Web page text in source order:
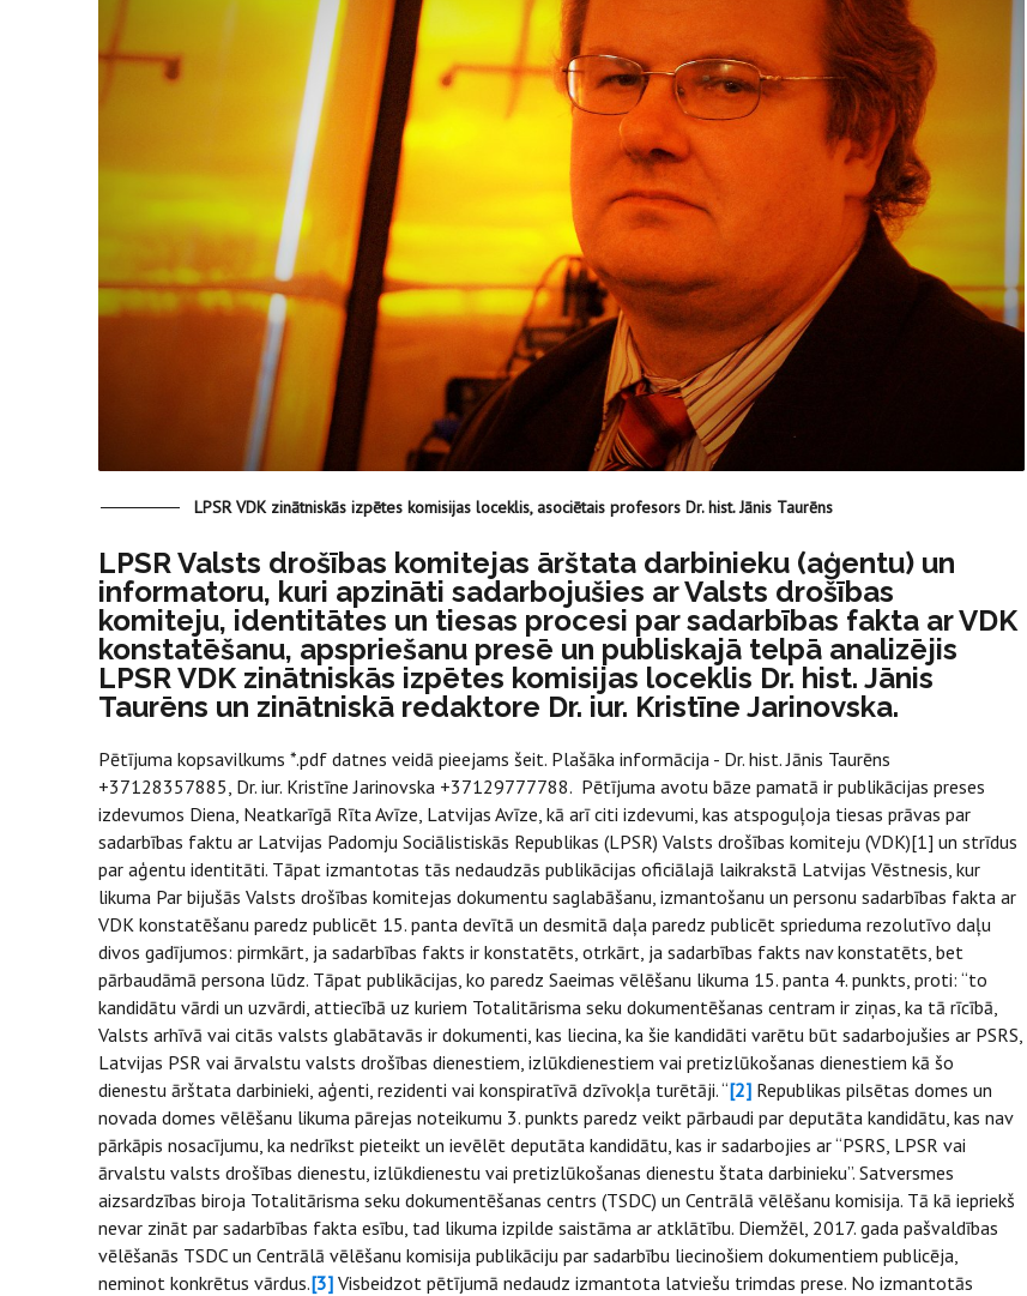
LPSR VDK zinātniskās izpētes komisijas loceklis, asociētais profesors Dr. hist. Jānis Taurēns
LPSR Valsts drošības komitejas ārštata darbinieku (aģentu) un
informatoru, kuri apzināti sadarbojušies ar Valsts drošības
komiteju, identitātes un tiesas procesi par sadarbības fakta ar VDK
konstatēšanu, apspriešanu presē un publiskajā telpā analizējis
LPSR VDK zinātniskās izpētes komisijas loceklis Dr. hist. Jānis
Taurēns un zinātniskā redaktore Dr. iur. Kristīne Jarinovska.
Pētījuma kopsavilkums *.pdf datnes veidā pieejams šeit. Plašāka informācija - Dr. hist. Jānis Taurēns
+37128357885, Dr. iur. Kristīne Jarinovska +37129777788. Pētījuma avotu bāze pamatā ir publikācijas preses
izdevumos Diena, Neatkarīgā Rīta Avīze, Latvijas Avīze, kā arī citi izdevumi, kas atspoguļoja tiesas prāvas par
sadarbības faktu ar Latvijas Padomju Sociālistiskās Republikas (LPSR) Valsts drošības komiteju (VDK)[1] un strīdus
par aģentu identitāti. Tāpat izmantotas tās nedaudzās publikācijas oficiālajā laikrakstā Latvijas Vēstnesis, kur
likuma Par bijušās Valsts drošības komitejas dokumentu saglabāšanu, izmantošanu un personu sadarbības fakta ar
VDK konstatēšanu paredz publicēt 15. panta devītā un desmitā daļa paredz publicēt sprieduma rezolutīvo daļu
divos gadījumos: pirmkārt, ja sadarbības fakts ir konstatēts, otrkārt, ja sadarbības fakts nav konstatēts, bet
pārbaudāmā persona lūdz. Tāpat publikācijas, ko paredz Saeimas vēlēšanu likuma 15. panta 4. punkts, proti: “to
kandidātu vārdi un uzvārdi, attiecībā uz kuriem Totalitārisma seku dokumentēšanas centram ir ziņas, ka tā rīcībā,
Valsts arhīvā vai citās valsts glabātavās ir dokumenti, kas liecina, ka šie kandidāti varētu būt sadarbojušies ar PSRS,
Latvijas PSR vai ārvalstu valsts drošības dienestiem, izlūkdienestiem vai pretizlūkošanas dienestiem kā šo
dienestu ārštata darbinieki, aģenti, rezidenti vai konspiratīvā dzīvokļa turētāji. “[2] Republikas pilsētas domes un
novada domes vēlēšanu likuma pārejas noteikumu 3. punkts paredz veikt pārbaudi par deputāta kandidātu, kas nav
pārkāpis nosacījumu, ka nedrīkst pieteikt un ievēlēt deputāta kandidātu, kas ir sadarbojies ar “PSRS, LPSR vai
ārvalstu valsts drošības dienestu, izlūkdienestu vai pretizlūkošanas dienestu štata darbinieku”. Satversmes
aizsardzības biroja Totalitārisma seku dokumentēšanas centrs (TSDC) un Centrālā vēlēšanu komisija. Tā kā iepriekš
nevar zināt par sadarbības fakta esību, tad likuma izpilde saistāma ar atklātību. Diemžēl, 2017. gada pašvaldības
vēlēšanās TSDC un Centrālā vēlēšanu komisija publikāciju par sadarbību liecinošiem dokumentiem publicēja,
neminot konkrētus vārdus.[3] Visbeidzot pētījumā nedaudz izmantota latviešu trimdas prese. No izmantotās